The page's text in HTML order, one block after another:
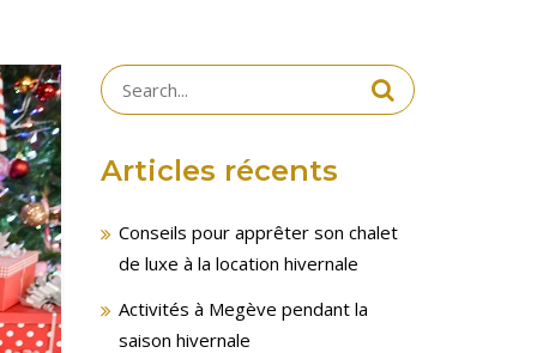
Search
for:
Articles récents
Conseils pour apprêter son chalet
de luxe à la location hivernale
Activités à Megève pendant la
saison hivernale